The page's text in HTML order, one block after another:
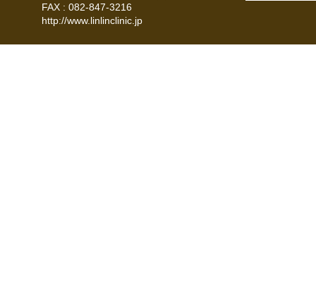
FAX : 082-847-3216
http://www.linlinclinic.jp